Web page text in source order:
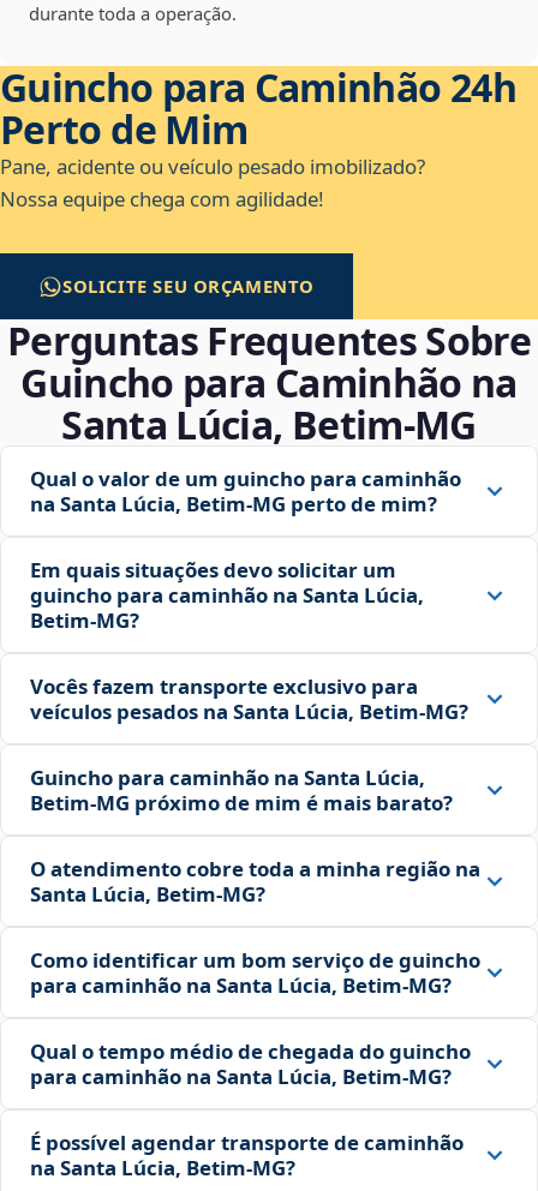
durante toda a operação.
Guincho para Caminhão 24h
Perto de Mim
Pane, acidente ou veículo pesado imobilizado?
Nossa equipe chega com agilidade!
SOLICITE SEU ORÇAMENTO
Perguntas Frequentes Sobre
Guincho para Caminhão na
Santa Lúcia, Betim‑MG
Qual o valor de um guincho para caminhão
na Santa Lúcia, Betim‑MG perto de mim?
Em quais situações devo solicitar um
guincho para caminhão na Santa Lúcia,
Betim‑MG?
Vocês fazem transporte exclusivo para
veículos pesados na Santa Lúcia, Betim‑MG?
Guincho para caminhão na Santa Lúcia,
Betim‑MG próximo de mim é mais barato?
O atendimento cobre toda a minha região na
Santa Lúcia, Betim‑MG?
Como identificar um bom serviço de guincho
para caminhão na Santa Lúcia, Betim‑MG?
Qual o tempo médio de chegada do guincho
para caminhão na Santa Lúcia, Betim‑MG?
É possível agendar transporte de caminhão
na Santa Lúcia, Betim‑MG?